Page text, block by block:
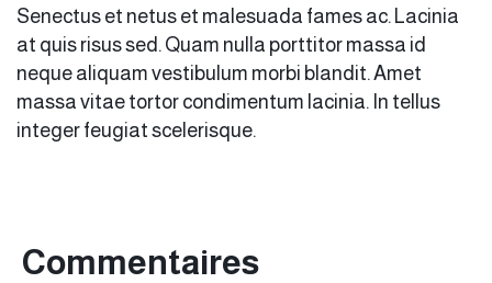
Senectus et netus et malesuada fames ac. Lacinia
at quis risus sed. Quam nulla porttitor massa id
neque aliquam vestibulum morbi blandit. Amet
massa vitae tortor condimentum lacinia. In tellus
integer feugiat scelerisque.
Commentaires